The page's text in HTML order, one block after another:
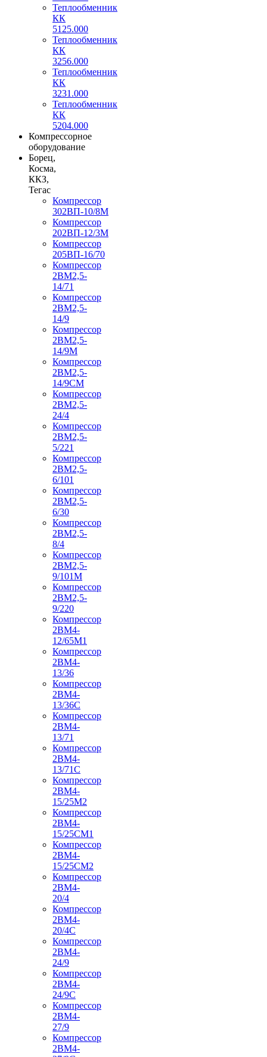
Теплообменник
КК
5125.000
Теплообменник
КК
3256.000
Теплообменник
КК
3231.000
Теплообменник
КК
5204.000
Компрессорное
оборудование
Борец,
Косма,
ККЗ,
Тегас
Компрессор
302ВП-10/8М
Компрессор
202ВП-12/3М
Компрессор
205ВП-16/70
Компрессор
2ВМ2,5-
14/71
Компрессор
2ВМ2,5-
14/9
Компрессор
2ВМ2,5-
14/9М
Компрессор
2ВМ2,5-
14/9СМ
Компрессор
2ВМ2,5-
24/4
Компрессор
2ВМ2,5-
5/221
Компрессор
2ВМ2,5-
6/101
Компрессор
2ВМ2,5-
6/30
Компрессор
2ВМ2,5-
8/4
Компрессор
2ВМ2,5-
9/101М
Компрессор
2ВМ2,5-
9/220
Компрессор
2ВМ4-
12/65М1
Компрессор
2ВМ4-
13/36
Компрессор
2ВМ4-
13/36С
Компрессор
2ВМ4-
13/71
Компрессор
2ВМ4-
13/71С
Компрессор
2ВМ4-
15/25М2
Компрессор
2ВМ4-
15/25СМ1
Компрессор
2ВМ4-
15/25СМ2
Компрессор
2ВМ4-
20/4
Компрессор
2ВМ4-
20/4С
Компрессор
2ВМ4-
24/9
Компрессор
2ВМ4-
24/9С
Компрессор
2ВМ4-
27/9
Компрессор
2ВМ4-